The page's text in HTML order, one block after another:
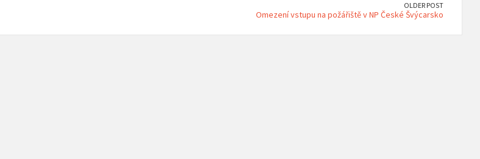
OLDER POST
Omezení vstupu na požářiště v NP České Švýcarsko